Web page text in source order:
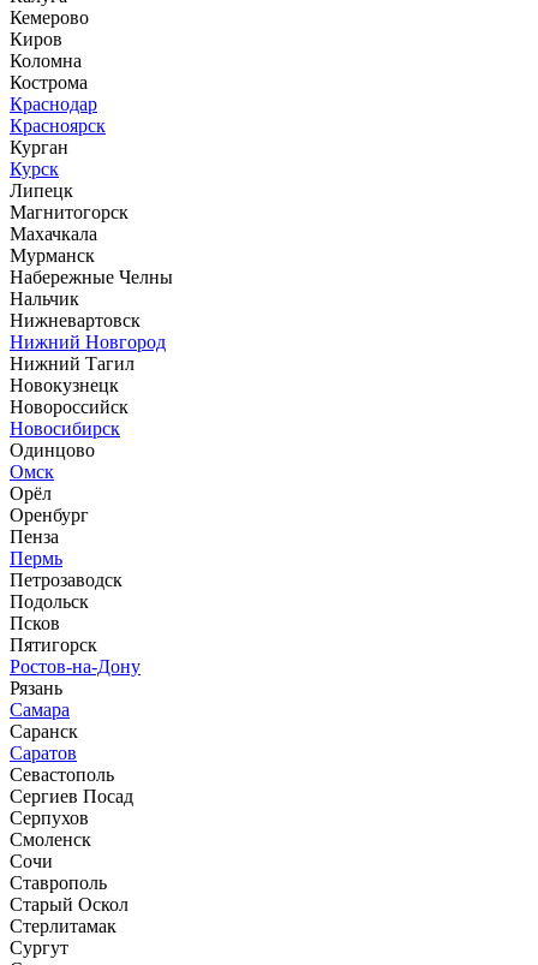
Кемерово
Киров
Коломна
Кострома
Краснодар
Красноярск
Курган
Курск
Липецк
Магнитогорск
Махачкала
Мурманск
Набережные Челны
Нальчик
Нижневартовск
Нижний Новгород
Нижний Тагил
Новокузнецк
Новороссийск
Новосибирск
Одинцово
Омск
Орёл
Оренбург
Пенза
Пермь
Петрозаводск
Подольск
Псков
Пятигорск
Ростов-на-Дону
Рязань
Самара
Саранск
Саратов
Севастополь
Сергиев Посад
Серпухов
Смоленск
Сочи
Ставрополь
Старый Оскол
Стерлитамак
Сургут